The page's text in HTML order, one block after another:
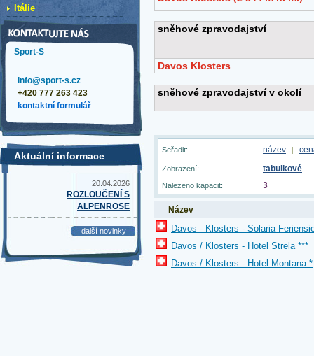
Seřadit: název |
Zobrazení: tabulkové
-
Nalezeno kapacit:
3
Název
Davos - Klosters - Solaria
Davos / Klosters - Hotel Strela ***
Davos / Klosters - Hotel Montana *
Itálie
Sport-S
info@sport-s.cz
+420 777 263 423
kontaktní formulář
Aktuální informace
20.04.2026
ROZLOUČENÍ S
ALPENROSE
další novinky